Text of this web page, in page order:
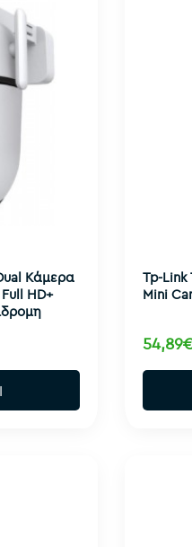
Κάμερα
HD+
Tp-Link
Mini